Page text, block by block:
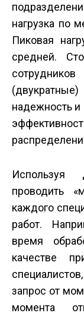
нагрузка по
Пиковая
средней.
надежность и
проводить
каждого
работ.
время
качестве
запрос от
момента